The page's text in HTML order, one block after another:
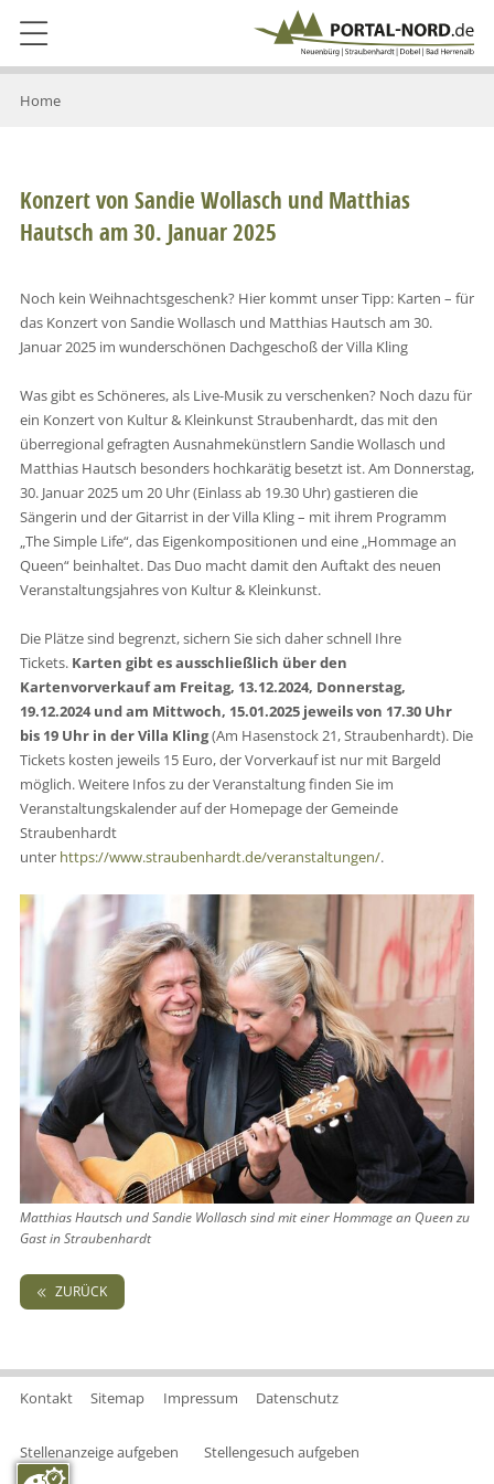
Home
Konzert von Sandie Wollasch und Matthias
Hautsch am 30. Januar 2025
Noch kein Weihnachtsgeschenk? Hier kommt unser Tipp: Karten – für
das Konzert von Sandie Wollasch und Matthias Hautsch am 30.
Januar 2025 im wunderschönen Dachgeschoß der Villa Kling
Was gibt es Schöneres, als Live-Musik zu verschenken? Noch dazu für
ein Konzert von Kultur & Kleinkunst Straubenhardt, das mit den
überregional gefragten Ausnahmekünstlern Sandie Wollasch und
Matthias Hautsch besonders hochkarätig besetzt ist. Am Donnerstag,
30. Januar 2025 um 20 Uhr (Einlass ab 19.30 Uhr) gastieren die
Sängerin und der Gitarrist in der Villa Kling – mit ihrem Programm
„The Simple Life“, das Eigenkompositionen und eine „Hommage an
Queen“ beinhaltet. Das Duo macht damit den Auftakt des neuen
Veranstaltungsjahres von Kultur & Kleinkunst.
Die Plätze sind begrenzt, sichern Sie sich daher schnell Ihre
Tickets. Karten gibt es ausschließlich über den
Kartenvorverkaufam Freitag, 13.12.2024, Donnerstag,
19.12.2024 und am Mittwoch, 15.01.2025 jeweils von 17.30 Uhr
bis 19 Uhr in der Villa Kling(Am Hasenstock 21, Straubenhardt). Die
Tickets kosten jeweils 15 Euro, der Vorverkauf ist nur mit Bargeld
möglich. Weitere Infos zu der Veranstaltung finden Sie im
Veranstaltungskalender auf der Homepage der Gemeinde
Straubenhardt
unter https://www.straubenhardt.de/veranstaltungen/.
Matthias Hautsch und Sandie Wollasch sind mit einer Hommage an Queen zu
Gast in Straubenhardt
ZURÜCK
Kontakt Sitemap Impressum Datenschutz
Stellenanzeige aufgeben Stellengesuch aufgeben